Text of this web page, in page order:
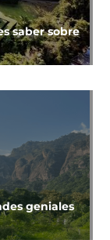
saber sobre
geniales